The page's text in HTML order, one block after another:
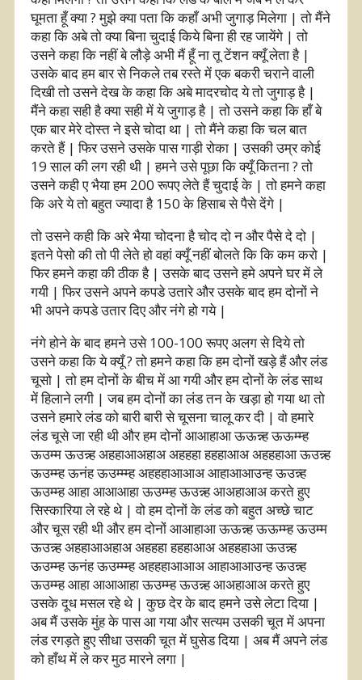
घूमता हूँ क्या ? मुझे क्या पता कि कहाँ अभी जुगाड़ मिलेगा | तो मैंने
कहा कि अबे तो क्या बिना चुदाई किये बिना ही रह जायेंगे | तो
उसने कहा कि नहीं बे लौड़े अभी मैं हूँ ना तू टेंशन क्यूँ लेता है |
उसके बाद हम बार से निकले तब रस्ते में एक बकरी चराने वाली
दिखी तो उसने देख के कहा कि अबे मादरचोद ये तो जुगाड़ है |
मैंने कहा सही है क्या सही में ये जुगाड़ है | तो उसने कहा कि हाँ बे
एक बार मेरे दोस्त ने इसे चोदा था | तो मैंने कहा कि चल बात
करते हैं | फिर उसने उसके पास गाड़ी रोका | उसकी उम्र कोई
19 साल की लग रही थी | हमने उसे पूछा कि क्यूँ कितना ? तो
उसने कही ए भैया हम 200 रूपए लेते हैं चुदाई के | तो हमने कहा
कि अरे ये तो बहुत ज्यादा है 150 के हिसाब से पैसे देंगे |
तो उसने कही कि अरे भैया चोदना है चोद दो न और पैसे दे दो |
इतने पेसो की तो पी लेते हो वहां क्यूँ नहीं बोलते कि कि कम करो |
फिर हमने कहा की ठीक है | उसके बाद उसने हमे अपने घर में ले
गयी | फिर उसने अपने कपडे उतारे और उसके बाद हम दोनों ने
भी अपने कपडे उतार दिए और नंगे हो गये |
नंगे होने के बाद हमने उसे 100-100 रूपए अलग से दिये तो
उसने कहा कि ये क्यूँ ? तो हमने कहा कि हम दोनों खड़े हैं और लंड
चूसो | तो हम दोनों के बीच में आ गयी और हम दोनों के लंड साथ
में हिलाने लगी | जब हम दोनों का लंड तन के खड़ा हो गया था तो
उसने हमारे लंड को बारी बारी से चूसना चालू कर दी | वो हमारे
लंड चूसे जा रही थी और हम दोनों आआहाआ ऊऊन्न्ह ऊऊम्म्ह
ऊउम्म ऊउन्न्ह अहहाआअहाअ अहहहा हहहाआअ अहहहाआ ऊउन्न्ह
ऊउम्म्ह ऊनंह ऊउम्म्म्ह अहहहाआआअ आहाआआउन्ह ऊउन्न्ह
ऊउम्म्ह आहा आआआहा ऊउम्म्ह ऊउन्न्ह आअहाआअ करते हुए
सिस्कारिया ले रहे थे | वो हम दोनों के लंड को बहुत अच्छे चाट
और चूस रही थी और हम दोनों आआहाआ ऊऊन्न्ह ऊऊम्म्ह ऊउम्म
ऊउन्न्ह अहहाआअहाअ अहहहा हहहाआअ अहहहाआ ऊउन्न्ह
ऊउम्म्ह ऊनंह ऊउम्म्म्ह अहहहाआआअ आहाआआउन्ह ऊउन्न्ह
ऊउम्म्ह आहा आआआहा ऊउम्म्ह ऊउन्न्ह आअहाआअ करते हुए
उसके दूध मसल रहे थे | कुछ देर के बाद हमने उसे लेटा दिया |
अब मैं उसके मुंह के पास आ गया और सत्यम उसकी चूत में अपना
लंड रगड़ते हुए सीधा उसकी चूत में घुसेड दिया | अब मैं अपने लंड
को हाँथ में ले कर मुठ मारने लगा |